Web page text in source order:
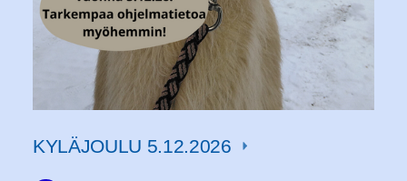
KYLÄJOULU 5.12.2026